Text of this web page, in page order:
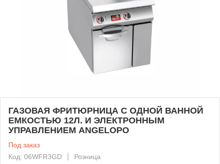
ГАЗОВАЯ ФРИТЮРНИЦА С ОДНОЙ ВАННОЙ
ЕМКОСТЬЮ 12Л. И ЭЛЕКТРОННЫМ
УПРАВЛЕНИЕМ ANGELOPO
Под заказ
Код: 06WFR3GD
Розница